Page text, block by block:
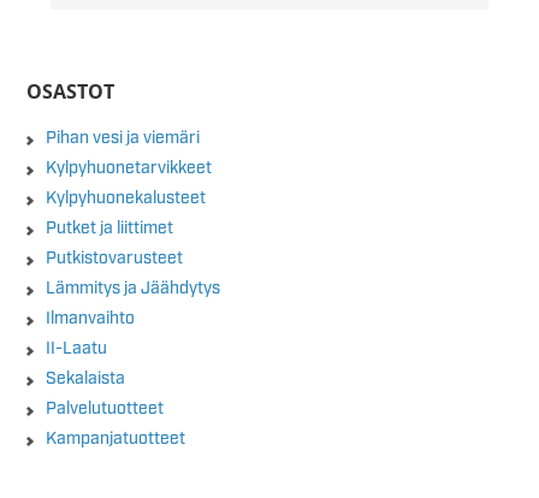
OSASTOT
Pihan vesi ja viemäri
Kylpyhuonetarvikkeet
Kylpyhuonekalusteet
Putket ja liittimet
Putkistovarusteet
Lämmitys ja Jäähdytys
Ilmanvaihto
II-Laatu
Sekalaista
Palvelutuotteet
Kampanjatuotteet